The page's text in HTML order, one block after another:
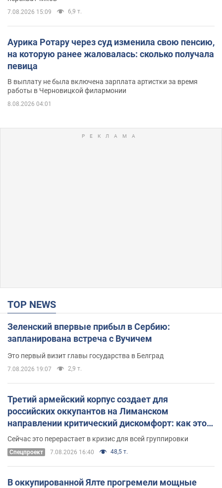
7.08.2026 15:09 6,9 т.
Аурика Ротару через суд изменила свою пенсию,
на которую ранее жаловалась: сколько получала
певица
В выплату не была включена зарплата артистки за время
работы в Черновицкой филармонии
8.08.2026 04:01
TOP NEWS
Зеленский впервые прибыл в Сербию:
запланирована встреча с Вучичем
Это первый визит главы государства в Белград
7.08.2026 19:07 2,9 т.
Третий армейский корпус создает для
российских оккупантов на Лиманском
направлении критический дискомфорт: как это
удалось
Сейчас это перерастает в кризис для всей группировки
Спецпроект 7.08.2026 16:40 48,5 т.
В оккупированной Ялте прогремели мощные